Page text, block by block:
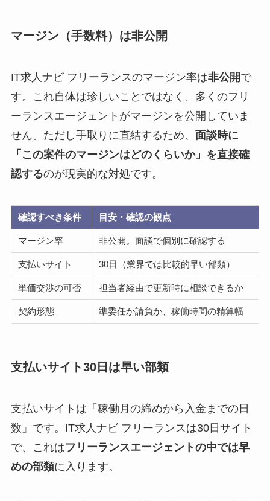
マージン（手数料）は非公開
IT求人ナビ フリーランスのマージン率は非公開で
す。これ自体は珍しいことではなく、多くのフリ
ーランスエージェントがマージンを公開していま
せん。ただし手取りに直結するため、 面談時に
「この案件のマージンはどのくらいか」を直接確
認するのが現実的な対処です。
確認すべき条件 目安・確認の観点
マージン率 非公開。面談で個別に確認する
支払いサイト 30日（業界では比較的早い部類）
単価交渉の可否 担当者経由で更新時に相談できるか
契約形態 準委任か請負か、稼働時間の精算幅
支払いサイト30日は早い部類
支払いサイトは「稼働月の締めから入金までの日
数」です。IT求人ナビ フリーランスは30日サイト
で、これはフリーランスエージェントの中では早
めの部類に入ります。